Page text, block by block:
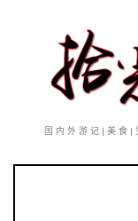
国内外游记|美食